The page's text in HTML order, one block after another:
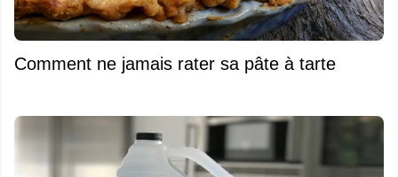
Comment ne jamais rater sa pâte à tarte